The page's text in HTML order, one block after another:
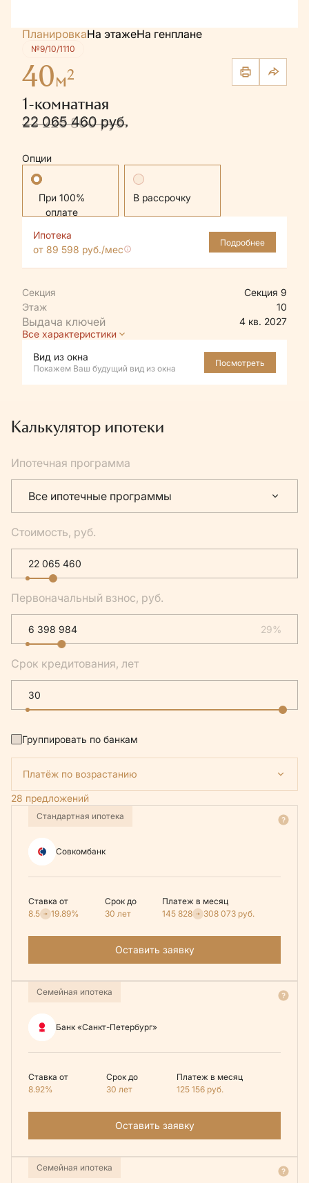
ПланировкаНа этажеНа генплане
№9/10/1110
40м2
1-комнатная
23 226 800 руб.
22 065 460 руб.
Опции
Стандартная В рассрочку
Ипотека
от 89 598 руб./мес
Подробнее
Секция
Секция 9
Этаж
10
4 кв. 2027
Все характеристики
Вид из окна
Покажем Ваш будущий вид из окна
Посмотреть
Калькулятор ипотеки
Ипотечная программа
Все ипотечные программы
Стоимость, руб.
Первоначальный взнос, руб.
29%
Срок кредитования, лет
Группировать по банкам
Платёж по возрастанию
28 предложений
Стандартная ипотека
Совкомбанк
Ставка от
8.5
19.89%
Срок до
30 лет
Платеж в месяц
145 828
308 073 руб.
Оставить заявку
Семейная ипотека
Банк «Санкт-Петербург»
Ставка от
8.92%
Срок до
30 лет
Платеж в месяц
125 156 руб.
Оставить заявку
Семейная ипотека